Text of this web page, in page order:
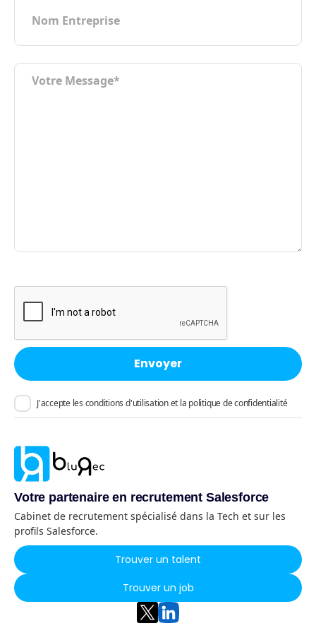
J'accepte les conditions d'utilisation et la politique de confidentialité
Votre partenaire en recrutement Salesforce
Cabinet de recrutement spécialisé dans la Tech et sur les
profils Salesforce.
Trouver un talent
Trouver un job